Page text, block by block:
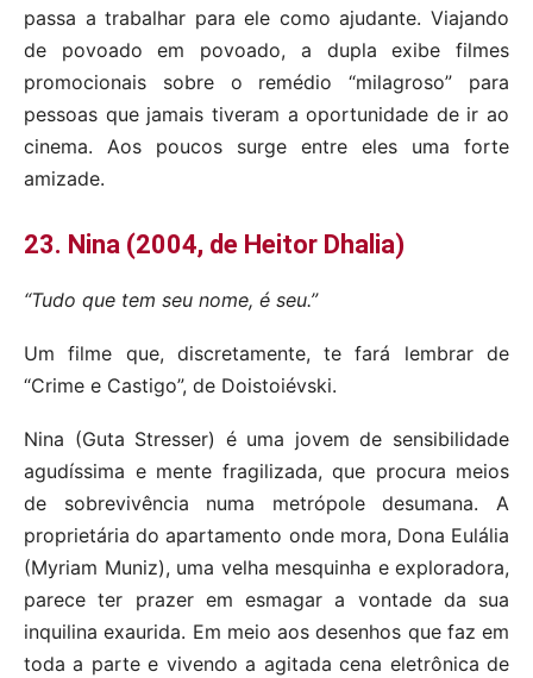
passa a trabalhar para ele como ajudante. Viajando
de povoado em povoado, a dupla exibe filmes
promocionais sobre o remédio “milagroso” para
pessoas que jamais tiveram a oportunidade de ir ao
cinema. Aos poucos surge entre eles uma forte
amizade.
23. Nina (2004, de Heitor Dhalia)
“Tudo que tem seu nome, é seu.”
Um filme que, discretamente, te fará lembrar de
“Crime e Castigo”, de Doistoiévski.
Nina (Guta Stresser) é uma jovem de sensibilidade
agudíssima e mente fragilizada, que procura meios
de sobrevivência numa metrópole desumana. A
proprietária do apartamento onde mora, Dona Eulália
(Myriam Muniz), uma velha mesquinha e exploradora,
parece ter prazer em esmagar a vontade da sua
inquilina exaurida. Em meio aos desenhos que faz em
toda a parte e vivendo a agitada cena eletrônica de